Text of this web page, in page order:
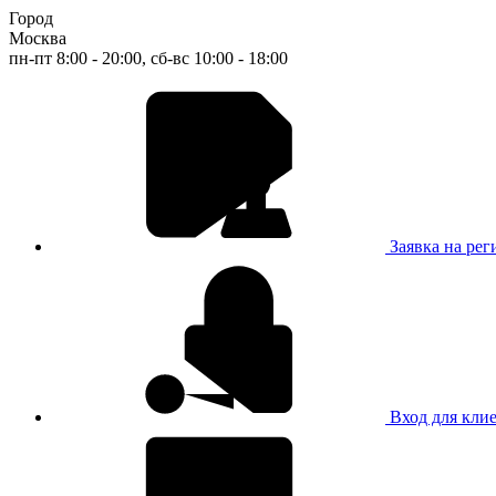
Город
Москва
пн-пт 8:00 - 20:00, сб-вс 10:00 - 18:00
Заявка на
Вход для